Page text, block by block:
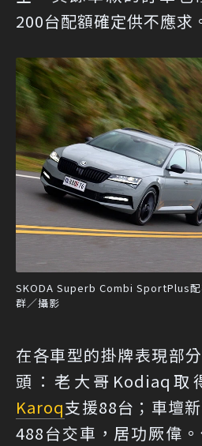
200台配額確定供不應求
SKODA Superb Combi SportPlus
群／攝影
在各車型的掛牌表現部
頭：老大哥Kodiaq取
Karoq支援88台；車壇
488台交車，居功厥偉